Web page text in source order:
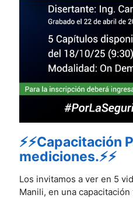
⚡⚡Capacitación
mediciones.⚡⚡
Los invitamos a ver en 5
Manili, en una capacitación